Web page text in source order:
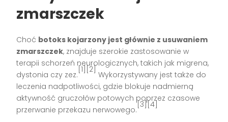
zmarszczek
Choć botoks kojarzony jest głównie z usuwaniem
zmarszczek, znajduje szerokie zastosowanie w
terapii schorzeń neurologicznych, takich jak migrena,
dystonia czy zez.
[1][2]
Wykorzystywany jest także do
leczenia nadpotliwości, gdzie blokuje nadmierną
aktywność gruczołów potowych poprzez czasowe
przerwanie przekazu nerwowego.
[3][4]